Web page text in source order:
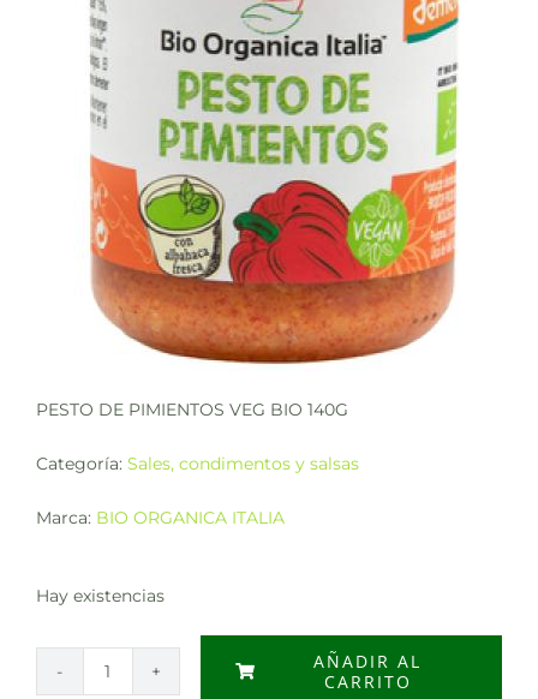
PESTO DE PIMIENTOS VEG BIO 140G
Categoría: Sales, condimentos y salsas
Marca: BIO ORGANICA ITALIA
Hay existencias
PESTO
AÑADIR AL
CARRITO